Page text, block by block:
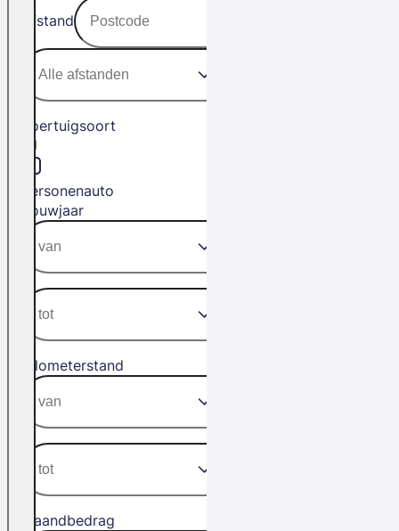
Afstand
Voertuigsoort
Personenauto
Bouwjaar
Kilometerstand
Maandbedrag